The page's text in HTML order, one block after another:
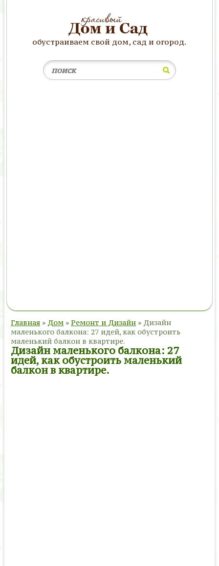
обустраиваем свой дом, сад и огород.
Главная » Дом » Ремонт и Дизайн » Дизайн
маленького балкона: 27 идей, как обустроить
маленький балкон в квартире.
Дизайн маленького балкона: 27
идей, как обустроить маленький
балкон в квартире.